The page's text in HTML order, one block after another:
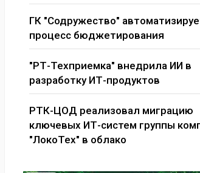
ГК "Содружество"
процесс бюджетирования
"РТ-Техприемка" внедрила ИИ в
разработку ИТ-продуктов
РТК-ЦОД реализовал миграцию
ключевых ИТ-систем группы
"ЛокоТех" в облако